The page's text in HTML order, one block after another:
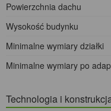
Powierzchnia dachu
Wysokość budynku
Minimalne wymiary działki
Minimalne wymiary po
Technologia i